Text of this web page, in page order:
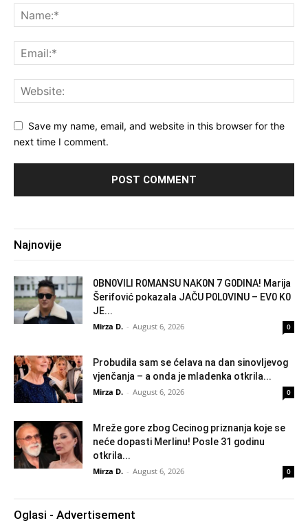
Save my name, email, and website in this browser for the
next time I comment.
Najnovije
0BN0VlLl R0MANSU NAK0N 7 G0DlNA! Marija
Šerifović pokazala JAČU P0L0VINU – EV0 K0
JE...
Mirza D. - August 6, 2026 0
Probudila sam se ćelava na dan sinovljevog
vjenčanja – a onda je mladenka otkrila...
Mirza D. - August 6, 2026 0
Mreže gore zbog Cecinog priznanja koje se
neće dopasti Merlinu! Posle 31 godinu
otkrila...
Mirza D. - August 6, 2026 0
Oglasi - Advertisement